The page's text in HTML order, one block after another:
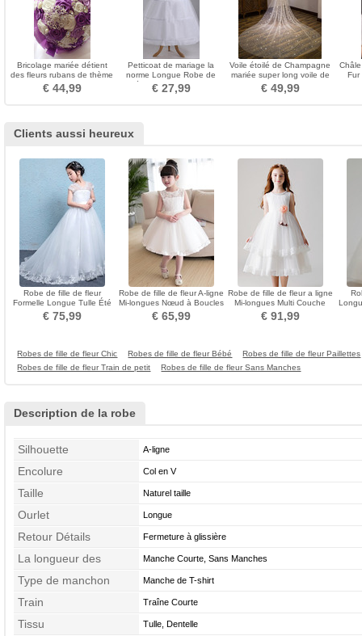
Bricolage mariée détient
des fleurs rubans de thème
de mariage rose perles
rubans mains tenir des
€ 44,99
Petticoat de mariage la
norme Longue Robe de
mariée Glamour Taffetas en
polyester
€ 27,99
Voile étoilé de Champagne
mariée super long voile de
mariage
€ 49,99
Fur
Clients aussi heureux
Robe de fille de fleur
Formelle Longue Tulle Été
Manquant Col en V
€ 75,99
Robe de fille de fleur A-ligne
Mi-longues Nœud à Boucles
Manquant
€ 65,99
Robe de fille de fleur a ligne
Mi-longues Multi Couche
Naturel taille
€ 91,99
Robes de fille de fleur Chic Robes de fille de fleur Bébé
Robes de fille de fleur Paillettes
Robes de fille de fleur Train de petit
Robes de fille de fleur Sans Manches
Description de la robe
Silhouette A-ligne
Encolure Col en V
Taille Naturel taille
Ourlet Longue
Retour Détails Fermeture à glissière
La longueur des
manches
Manche Courte, Sans Manches
Type de manchon Manche de T-shirt
Train Traîne Courte
Tissu Tulle, Dentelle